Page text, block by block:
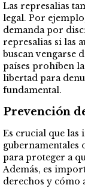
Las represalias
legal. Por
demanda por
represalias si las
buscan vengarse
países prohíben
libertad para
fundamental.
Prevención
Es crucial que las
gubernamentales
para proteger a
Además, es
derechos y cómo